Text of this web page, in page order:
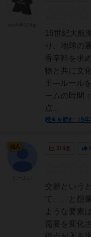
16世紀大航
り、地球の
香辛料を求
物と共に文
王---ルール
ームの時
点...
続きを読む（9年
314名
交易という
て、、と想
ような要素
需要を変化
仙人